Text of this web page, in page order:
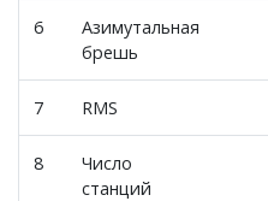
6
Азимутальная
брешь
7 RMS
8
Число
станций